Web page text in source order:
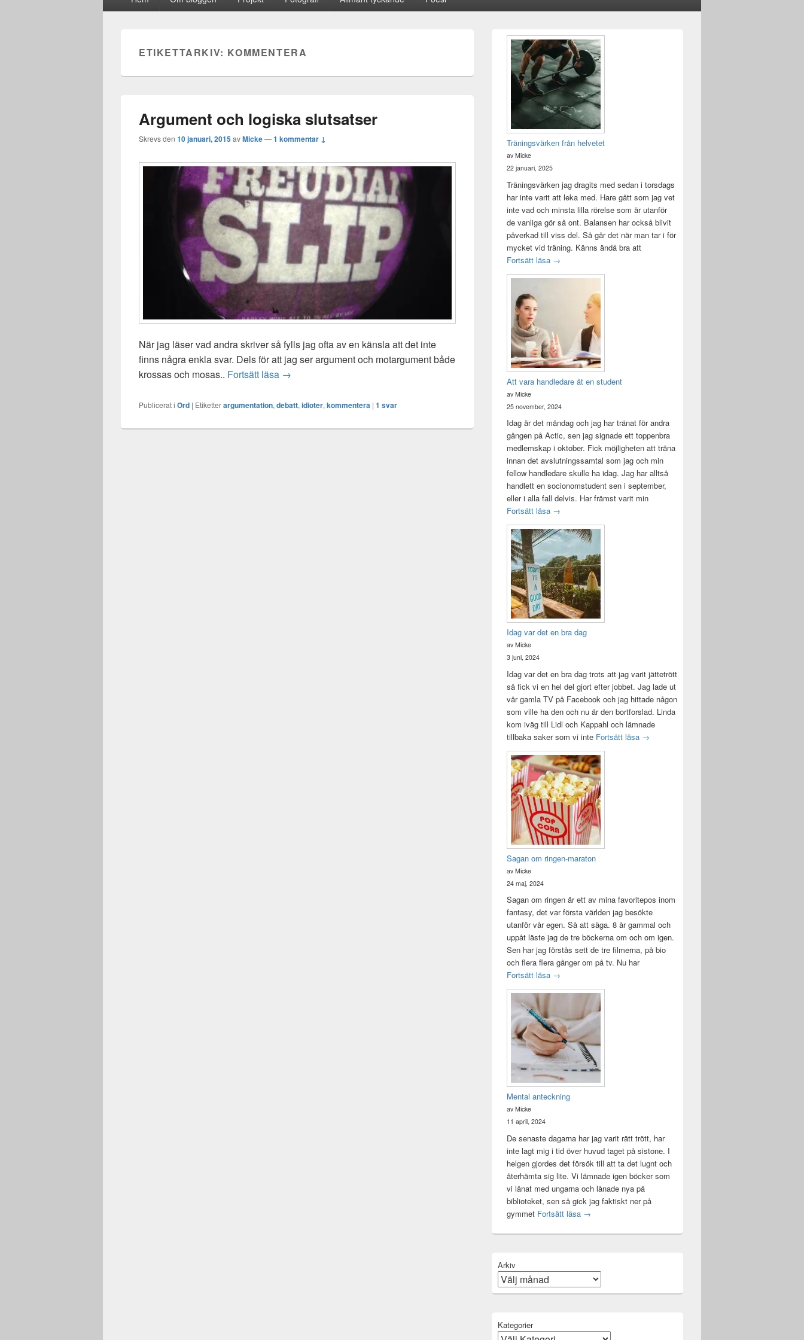
ETIKETTARKIV: KOMMENTERA
Argument och logiska slutsatser
Skrevs den 10 januari, 2015avMicke—1 kommentar ↓
När jag läser vad andra skriver så fylls jag ofta av en känsla att det inte
finns några enkla svar. Dels för att jag ser argument och motargument både
krossas och mosas.. Fortsätt läsa Argument och logiska slutsatser
→
Publicerat i Ord | Etiketterargumentation, debatt, idioter, kommentera | 1 svar
Primära
sidofältet
Widget
område
Träningsvärken från helvetet
av Micke
22 januari, 2025
Träningsvärken jag dragits med sedan i torsdags
har inte varit att leka med. Hare gått som jag vet
inte vad och minsta lilla rörelse som är utanför
de vanliga gör så ont. Balansen har också blivit
påverkad till viss del. Så går det när man tar i för
mycket vid träning. Känns ändå bra att
Fortsätt läsa Träningsvärken från helvetet
→
Att vara handledare åt en student
av Micke
25 november, 2024
Idag är det måndag och jag har tränat för andra
gången på Actic, sen jag signade ett toppenbra
medlemskap i oktober. Fick möjligheten att träna
innan det avslutningssamtal som jag och min
fellow handledare skulle ha idag. Jag har alltså
handlett en socionomstudent sen i september,
eller i alla fall delvis. Har främst varit min
Fortsätt läsa Att vara handledare åt en student
→
Idag var det en bra dag
av Micke
3 juni, 2024
Idag var det en bra dag trots att jag varit jättetrött
så fick vi en hel del gjort efter jobbet. Jag lade ut
vår gamla TV på Facebook och jag hittade någon
som ville ha den och nu är den bortforslad. Linda
kom iväg till Lidl och Kappahl och lämnade
tillbaka saker som vi inte Fortsätt läsa Idag var det en bra dag
→
Sagan om ringen-maraton
av Micke
24 maj, 2024
Sagan om ringen är ett av mina favoritepos inom
fantasy, det var första världen jag besökte
utanför vår egen. Så att säga. 8 år gammal och
uppåt läste jag de tre böckerna om och om igen.
Sen har jag förstås sett de tre filmerna, på bio
och flera flera gånger om på tv. Nu har
Fortsätt läsa Sagan om ringen-maraton
→
Mental anteckning
av Micke
11 april, 2024
De senaste dagarna har jag varit rätt trött, har
inte lagt mig i tid över huvud taget på sistone. I
helgen gjordes det försök till att ta det lugnt och
återhämta sig lite. Vi lämnade igen böcker som
vi lånat med ungarna och lånade nya på
biblioteket, sen så gick jag faktiskt ner på
gymmet Fortsätt läsa Mental anteckning
→
Arkiv
Kategorier